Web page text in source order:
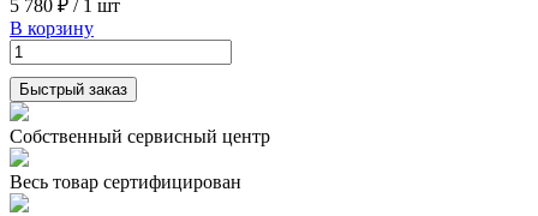
5 780 ₽ / 1 шт
В корзину
Быстрый заказ
Собственный сервисный центр
Весь товар сертифицирован